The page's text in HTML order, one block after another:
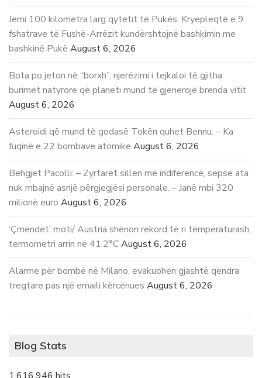
Jemi 100 kilometra larg qytetit të Pukës. Kryepleqtë e 9
fshatrave të Fushë-Arrëzit kundërshtojnë bashkimin me
bashkinë Pukë August 6, 2026
Bota po jeton në “borxh”, njerëzimi i tejkaloi të gjitha
burimet natyrore që planeti mund të gjenerojë brenda vitit
August 6, 2026
Asteroidi që mund të godasë Tokën quhet Bennu. – Ka
fuqinë e 22 bombave atomike August 6, 2026
Behgjet Pacolli: – Zyrtarët sillen me indiferencë, sepse ata
nuk mbajnë asnjë përgjegjësi personale. – Janë mbi 320
milionë euro August 6, 2026
‘Çmendet’ moti/ Austria shënon rekord të ri temperaturash,
termometri arrin në 41.2°CAugust 6, 2026
Alarme për bombë në Milano, evakuohen gjashtë qendra
tregtare pas një emaili kërcënues August 6, 2026
Blog Stats